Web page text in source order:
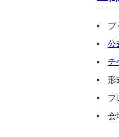
ブ
公
チ
形
プ
会